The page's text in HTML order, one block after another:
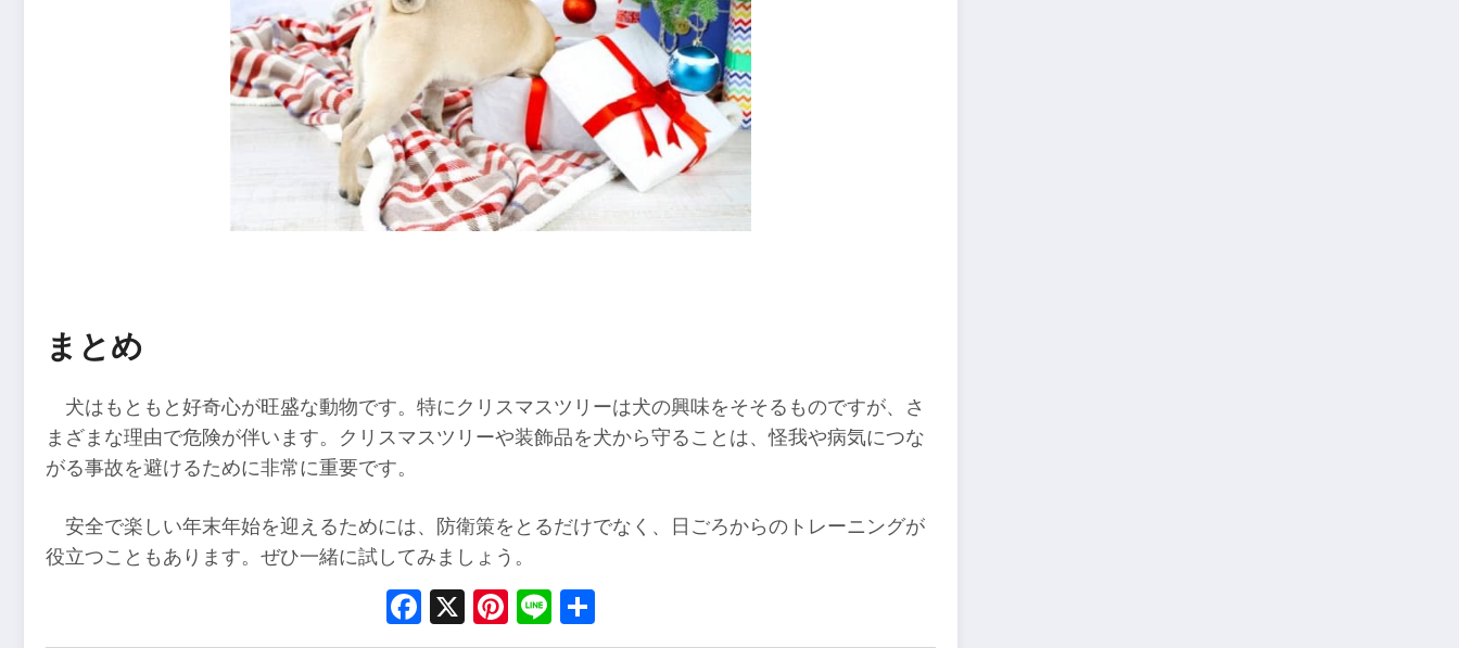
まとめ
犬はもともと好奇心が旺盛な動物です。特にクリスマスツリーは犬の興味をそそるものですが、さ
まざまな理由で危険が伴います。クリスマスツリーや装飾品を犬から守ることは、怪我や病気につな
がる事故を避けるために非常に重要です。
安全で楽しい年末年始を迎えるためには、防衛策をとるだけでなく、日ごろからのトレーニングが
役立つこともあります。ぜひ一緒に試してみましょう。
Facebook
X Pinterest
Line